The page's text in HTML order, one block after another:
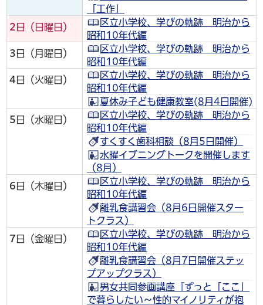
「工作」
2 日（日曜日）
区立小学校、学びの軌跡 明治から
昭和10年代編
3 日（月曜日）
区立小学校、学びの軌跡 明治から
昭和10年代編
4日（火曜日）
区立小学校、学びの軌跡 明治から
昭和10年代編
夏休み子ども健康教室(8月4日開催)
5 日（水曜日）
区立小学校、学びの軌跡 明治から
昭和10年代編
すくすく歯科相談（8月5日開催）
水曜イブニングトークを開催します
（8月）
6 日（木曜日）
区立小学校、学びの軌跡 明治から
昭和10年代編
離乳食講習会（8月6日開催スター
トクラス）
7日（金曜日）
区立小学校、学びの軌跡 明治から
昭和10年代編
離乳食講習会（8月7日開催ステッ
プアップクラス）
男女共同参画講座『ずっと「ここ」
で暮らしたい～性的マイノリティが抱